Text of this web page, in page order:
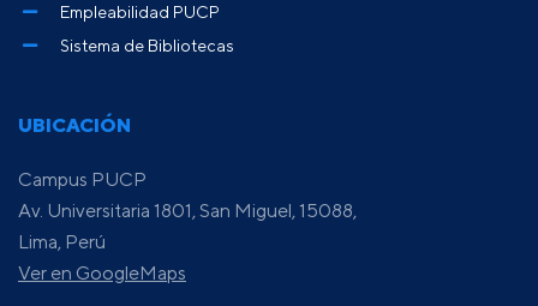
UBICACIÓN
Campus PUCP
Av. Universitaria 1801, San Miguel, 15088,
Lima, Perú
Ver en GoogleMaps
Empleabilidad PUCP
Sistema de Bibliotecas